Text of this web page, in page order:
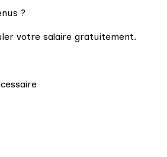
?
votre salaire gratuitement.